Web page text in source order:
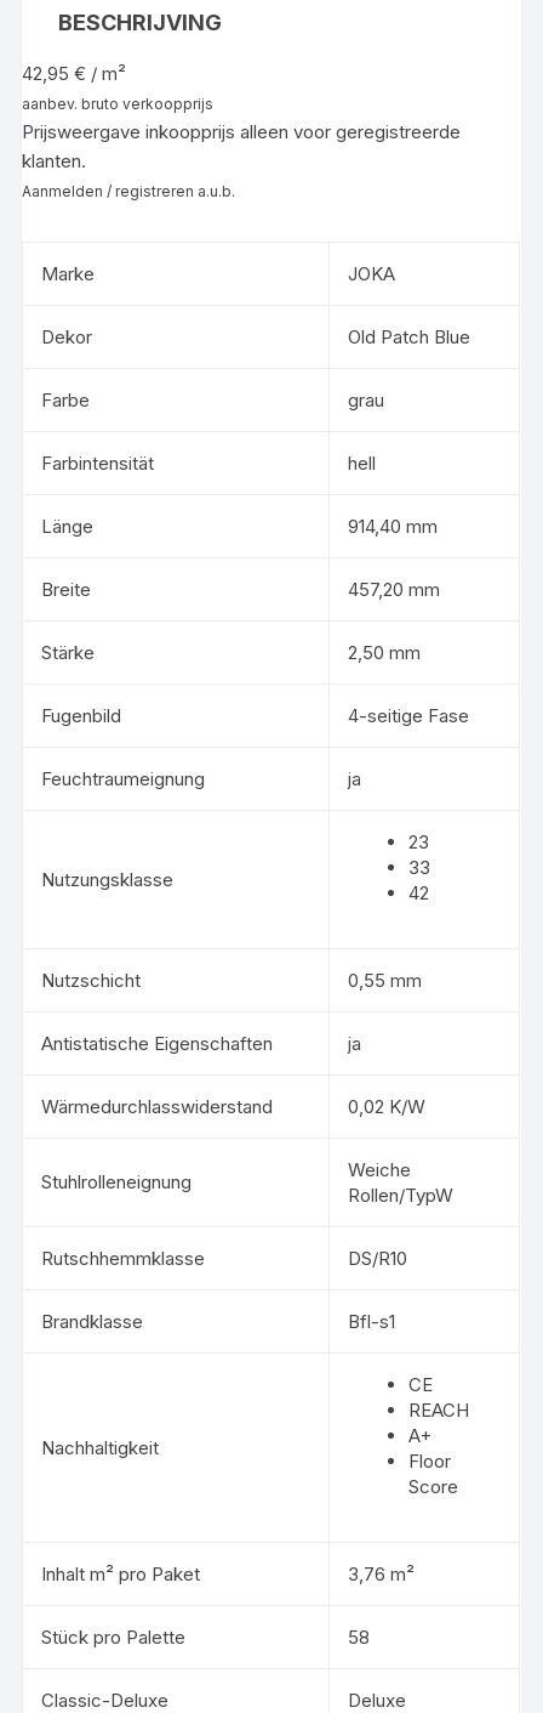
BESCHRIJVING
42,95 € / m²
aanbev. bruto verkoopprijs
Prijsweergave inkoopprijs alleen voor geregistreerde
klanten.
Aanmelden / registreren a.u.b.
Marke JOKA
Dekor Old Patch Blue
Farbe grau
Farbintensität hell
Länge 914,40 mm
Breite 457,20 mm
Stärke 2,50 mm
Fugenbild 4-seitige Fase
Feuchtraumeignung ja
Nutzungsklasse
23
33
42
Nutzschicht 0,55 mm
Antistatische Eigenschaften ja
Wärmedurchlasswiderstand 0,02 K/W
Stuhlrolleneignung
Weiche
Rollen/TypW
Rutschhemmklasse DS/R10
Brandklasse Bfl-s1
Nachhaltigkeit
CE
REACH
A+
Floor
Score
Inhalt m² pro Paket 3,76 m²
Stück pro Palette 58
Classic-Deluxe Deluxe